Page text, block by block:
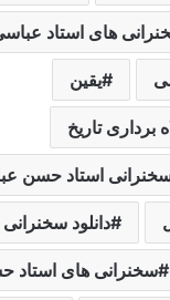
های استاد
یقین
برداری تاریخ
سخنرانی استاد حسن
دانلود
سخنرانی های استاد